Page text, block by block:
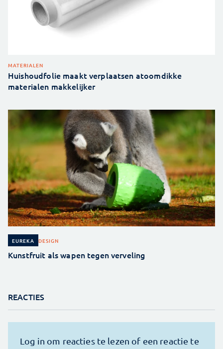
MATERIALEN
Huishoudfolie maakt verplaatsen atoomdikke
materialen makkelijker
EUREKA DESIGN
Kunstfruit als wapen tegen verveling
REACTIES